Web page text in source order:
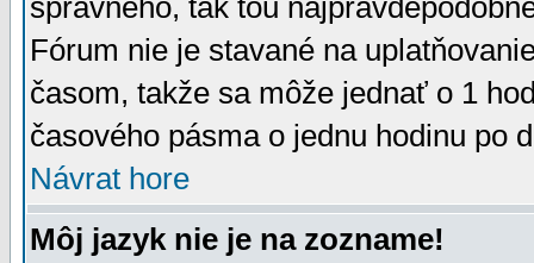
správneho, tak tou
Fórum nie je stavané na
časom, takže sa môže jednať o 1
časového pásma o jednu hodinu po
Návrat hore
Môj jazyk nie je na zozname!